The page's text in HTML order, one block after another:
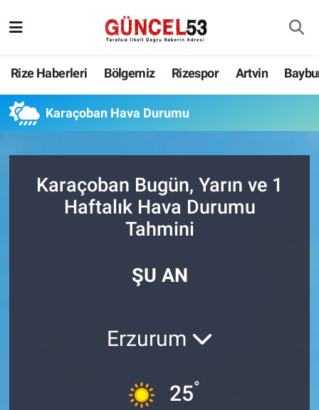
Rize Haberleri Bölgemiz Rizespor Artvin
Karaçoban Hava Durumu
Karaçoban Bugün, Yarın ve 1
Haftalık Hava Durumu
Tahmini
ŞU AN
Erzurum
25°